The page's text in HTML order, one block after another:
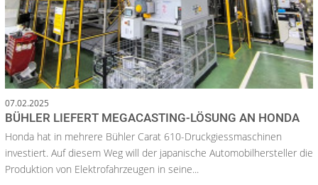
07.02.2025
BÜHLER LIEFERT MEGACASTING-LÖSUNG AN HONDA
Honda hat in mehrere Bühler Carat 610-Druckgiessmaschinen
investiert. Auf diesem Weg will der japanische Automobilhersteller die
Produktion von Elektrofahrzeugen in seine...